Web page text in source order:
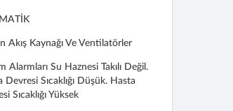
Akış Kaynağı Ve Ventilatörler
Alarmları Su Haznesi Takılı Değil.
Devresi Sıcaklığı Düşük. Hasta
Sıcaklığı Yüksek